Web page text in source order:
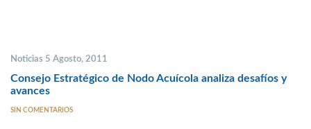
Noticias 5 Agosto, 2011
Consejo Estratégico de Nodo Acuícola analiza desafíos y
avances
SIN COMENTARIOS